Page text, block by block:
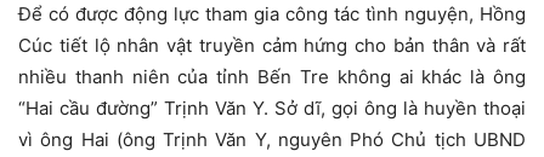
Để có được động lực tham gia công tác tình nguyện, Hồng
Cúc tiết lộ nhân vật truyền cảm hứng cho bản thân và rất
nhiều thanh niên của tỉnh Bến Tre không ai khác là ông
“Hai cầu đường” Trịnh Văn Y. Sở dĩ, gọi ông là huyền thoại
vì ông Hai (ông Trịnh Văn Y, nguyên Phó Chủ tịch UBND